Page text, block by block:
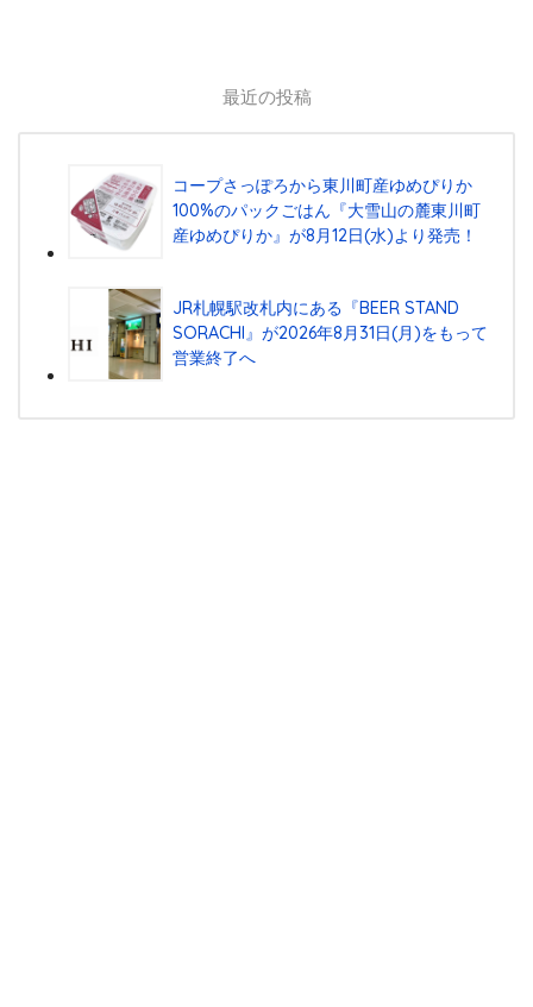
最近の投稿
コープさっぽろから東川町産ゆめぴりか
100%のパックごはん『⼤雪⼭の麓東川町
産ゆめぴりか』が8⽉12⽇(⽔)より発売！
JR札幌駅改札内にある『BEER STAND
SORACHI』が2026年8月31日(月)をもって
営業終了へ